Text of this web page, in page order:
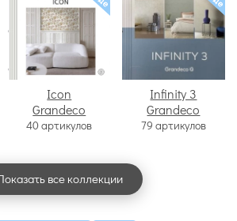
Icon
Grandeco
40 артикулов
Infinity 3
Grandeco
79 артикулов
все коллекции